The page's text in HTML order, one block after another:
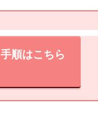
手順はこちら